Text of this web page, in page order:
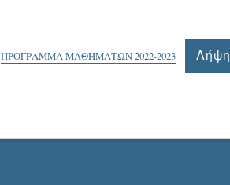
ΠΡΟΓΡΑΜΜΑ ΜΑΘΗΜΑΤΩΝ 2022-2023 Λήψη